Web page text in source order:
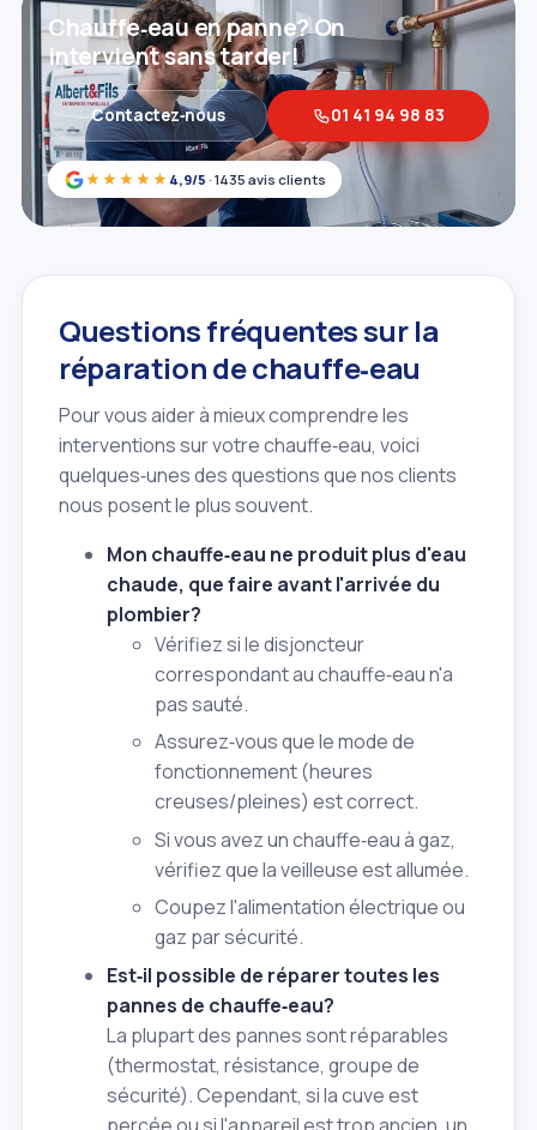
★★★★★ 4,9/5 · 1435 avis clients
Chauffe‑eau en panne? On
intervient sans tarder!
Contactez‑nous 01 41 94 98 83
Questions fréquentes sur la
réparation de chauffe‑eau
Pour vous aider à mieux comprendre les
interventions sur votre chauffe‑eau, voici
quelques‑unes des questions que nos clients
nous posent le plus souvent.
Mon chauffe‑eau ne produit plus d'eau
chaude, que faire avant l'arrivée du
plombier?
Vérifiez si le disjoncteur
correspondant au chauffe‑eau n'a
pas sauté.
Assurez‑vous que le mode de
fonctionnement (heures
creuses/pleines) est correct.
Si vous avez un chauffe‑eau à gaz,
vérifiez que la veilleuse est allumée.
Coupez l'alimentation électrique ou
gaz par sécurité.
Est‑il possible de réparer toutes les
pannes de chauffe‑eau?
La plupart des pannes sont réparables
(thermostat, résistance, groupe de
sécurité). Cependant, si la cuve est
percée ou si l'appareil est trop ancien, un